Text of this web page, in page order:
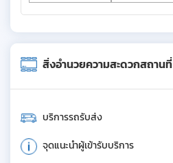
สิ่งอำนวยความสะดวกสถานที่
บริการรถรับส่ง
จุดแนะนำผู้เข้ารับบริการ